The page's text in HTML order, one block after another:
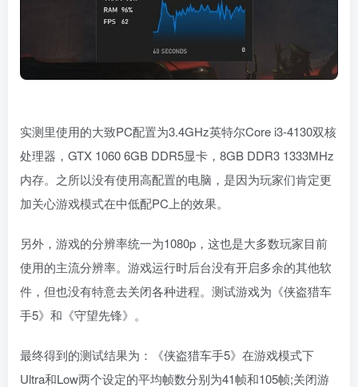
实测里使用的大致PC配置为3.4GHz英特尔Core i3-4130双核
处理器，GTX 1060 6GB DDR5显卡，8GB DDR3 1333MHz
内存。之所以没有使用高配置的电脑，是因为玩家们肯定更
加关心游戏模式在中低配PC上的效果。
另外，游戏的分辨率统一为1080p，这也是大多数玩家目前
使用的主流分辨率。游戏运行时后台没有开启多余的其他软
件，但也没有特意去关闭各种进程。测试游戏为《侠盗猎车
手5》和《守望先锋》。
最终得到的测试结果为：《侠盗猎车手5》在游戏模式下
Ultra和Low两个设定的平均帧数分别为41帧和105帧;关闭游